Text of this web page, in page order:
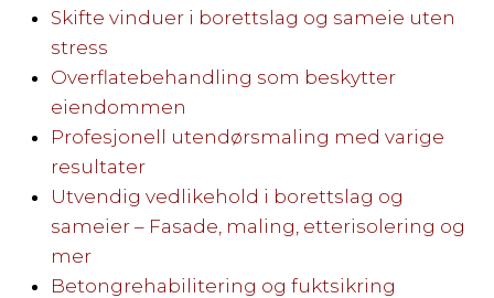
Skifte vinduer i borettslag og sameie uten
stress
Overflatebehandling som beskytter
eiendommen
Profesjonell utendørsmaling med varige
resultater
Utvendig vedlikehold i borettslag og
sameier – Fasade, maling, etterisolering og
mer
Betongrehabilitering og fuktsikring